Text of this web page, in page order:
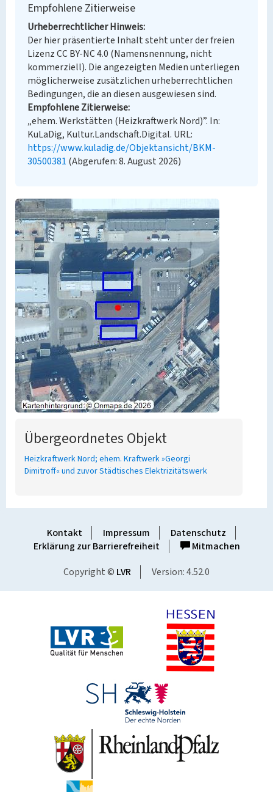
Empfohlene Zitierweise
Urheberrechtlicher Hinweis
Der hier präsentierte Inhalt steht unter der freien
Lizenz CC BY-NC 4.0 (Namensnennung, nicht
kommerziell). Die angezeigten Medien unterliegen
möglicherweise zusätzlichen urheberrechtlichen
Bedingungen, die an diesen ausgewiesen sind.
Empfohlene Zitierweise
„ehem. Werkstätten (Heizkraftwerk Nord)”. In:
KuLaDig, Kultur.Landschaft.Digital. URL:
https://www.kuladig.de/Objektansicht/BKM-
30500381 (Abgerufen: 8. August 2026)
Übergeordnetes Objekt
Heizkraftwerk Nord; ehem. Kraftwerk »Georgi
Dimitroff« und zuvor Städtisches Elektrizitätswerk
Kontakt Impressum
Datenschutz
Erklärung zur Barrierefreiheit
Mitmachen
Copyright © LVR Version: 4.52.0